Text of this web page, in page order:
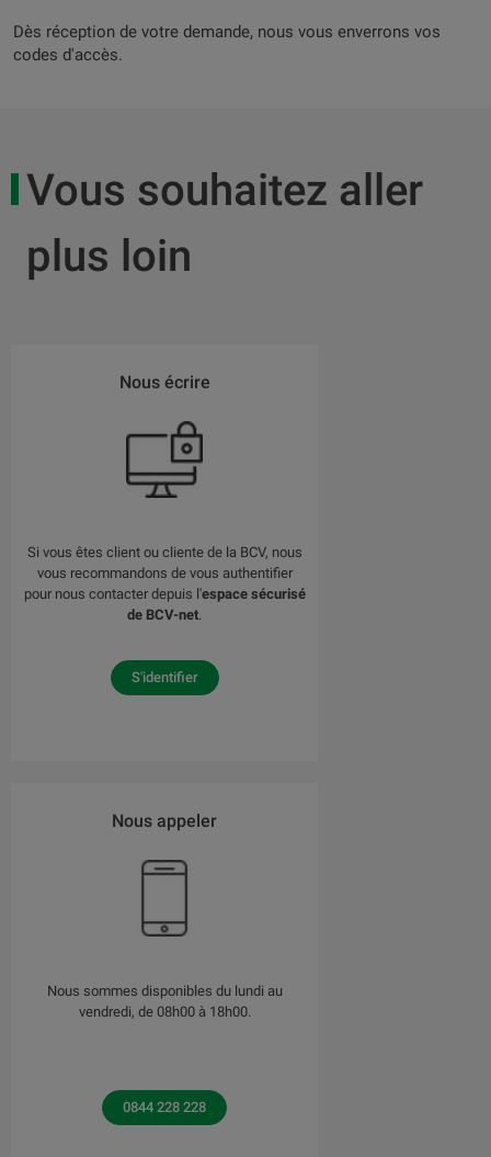
Dès réception de votre demande, nous vous enverrons vos
codes d'accès.
Vous souhaitez aller
plus loin
Nous écrire
Si vous êtes client ou cliente de la BCV, nous
vous recommandons de vous authentifier
pour nous contacter depuis l'espace sécurisé
de BCV-net
S'identifier
Nous appeler
Nous sommes disponibles du lundi au
vendredi, de 08h00 à 18h00.
0844 228 228